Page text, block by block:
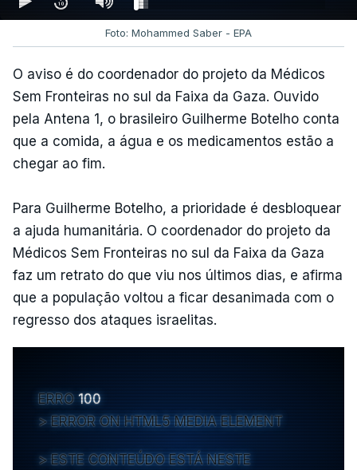
Foto: Mohammed Saber - EPA
O aviso é do coordenador do projeto da Médicos
Sem Fronteiras no sul da Faixa da Gaza. Ouvido
pela Antena 1, o brasileiro Guilherme Botelho conta
que a comida, a água e os medicamentos estão a
chegar ao fim.
Para Guilherme Botelho, a prioridade é desbloquear
a ajuda humanitária. O coordenador do projeto da
Médicos Sem Fronteiras no sul da Faixa da Gaza
faz um retrato do que viu nos últimos dias, e afirma
que a população voltou a ficar desanimada com o
regresso dos ataques israelitas.
ERRO 100
ERROR ON HTML5 MEDIA ELEMENT
ESTE CONTEÚDO ESTÁ NESTE